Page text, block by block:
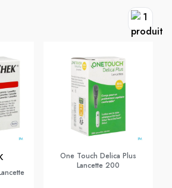
One Touch Delica Plus
Lancette 200